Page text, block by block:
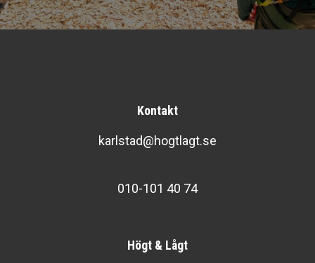
Kontakt
karlstad@hogtlagt.se
010-101 40 74
Högt & Lågt